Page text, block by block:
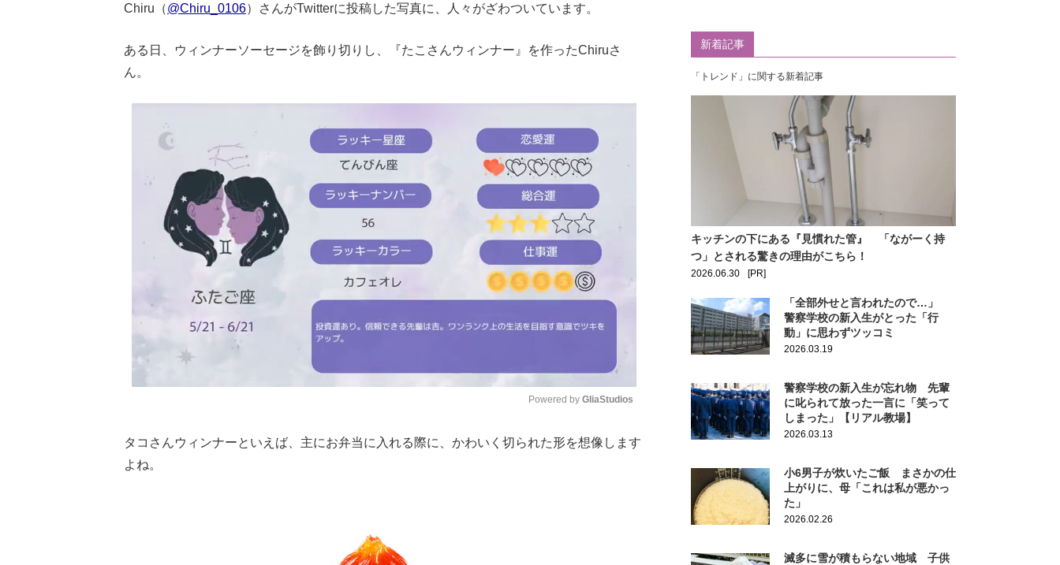
Chiru（@Chiru_0106）さんがTwitterに投稿した写真に、人々がざわついています。
ある日、ウィンナーソーセージを飾り切りし、『たこさんウィンナー』を作ったChiruさ
ん。
Mute
Powered by GliaStudios
タコさんウィンナーといえば、主にお弁当に入れる際に、かわいく切られた形を想像します
よね。
新着記事
「トレンド」に関する新着記事
キッチンの下にある『見慣れた管』 「ながーく持
つ」とされる驚きの理由がこちら！
2026.06.30 [PR]
「全部外せと言われたので…」
警察学校の新入生がとった「行
動」に思わずツッコミ
2026.03.19
警察学校の新入生が忘れ物 先輩
に叱られて放った一言に「笑って
しまった」【リアル教場】
2026.03.13
小6男子が炊いたご飯 まさかの仕
上がりに、母「これは私が悪かっ
た」
2026.02.26
滅多に雪が積もらない地域 子供